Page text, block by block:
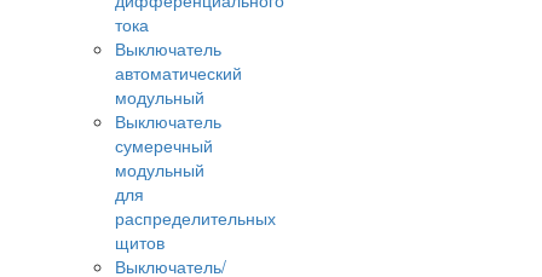
тока
Выключатель
автоматический
модульный
Выключатель
сумеречный
модульный
для
распределительных
щитов
Выключатель/